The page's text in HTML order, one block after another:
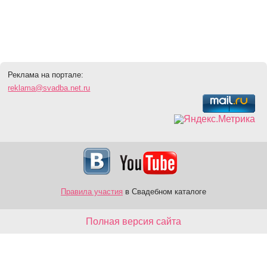
Реклама на портале:
reklama@svadba.net.ru
Правила участия в Свадебном каталоге
Полная версия сайта